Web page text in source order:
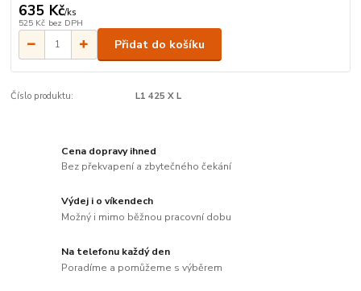
635 Kč/ks
525 Kč bez DPH
Přidat do košíku
Číslo produktu: L1 425 X L
Cena dopravy ihned
Bez překvapení a zbytečného čekání
Výdej i o víkendech
Možný i mimo běžnou pracovní dobu
Na telefonu každý den
Poradíme a pomůžeme s výběrem